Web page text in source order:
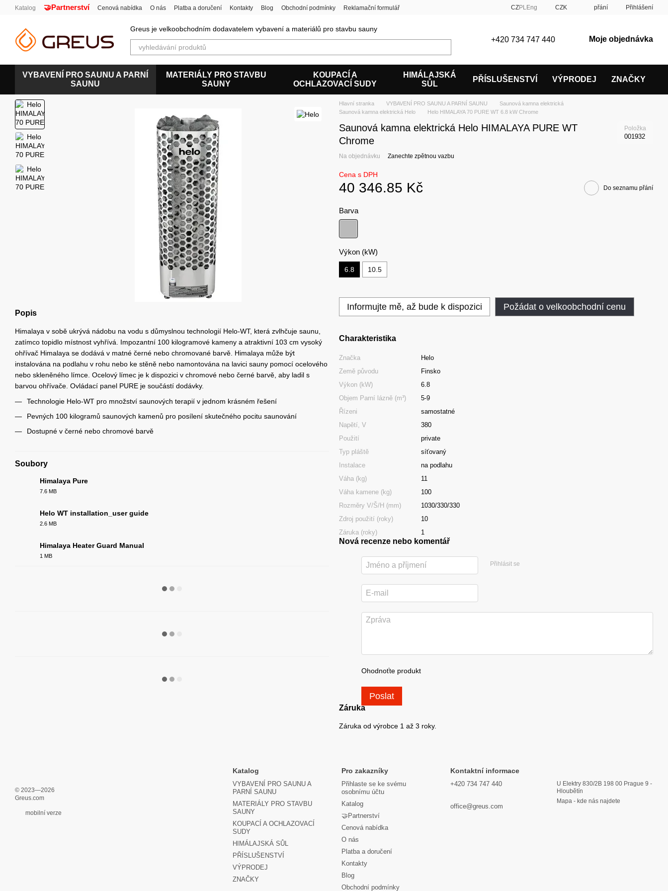
Перейти к основному контенту
Katalog 🤝Partnerství Cenová nabídka O nás Platba a doručení Kontakty Blog Obchodní podmínky
Reklamační formulář
CZPLEng CZK přání Přihlášení
Greus je velkoobchodním dodavatelem vybavení a materiálů pro stavbu sauny
+420 734 747 440 Moje objednávka
VYBAVENÍ PRO SAUNU A PARNÍ
SAUNU
MATERIÁLY PRO STAVBU
SAUNY
KOUPACÍ A
OCHLAZOVACÍ SUDY
HIMÁLAJSKÁ
SŮL
PŘÍSLUŠENSTVÍ VÝPRODEJ ZNAČKY
Popis
Himalaya v sobě ukrývá nádobu na vodu s důmyslnou technologií Helo-WT, která zvlhčuje saunu,
zatímco topidlo místnost vyhřívá. Impozantní 100 kilogramové kameny a atraktivní 103 cm vysoký
ohřívač Himalaya se dodává v matné černé nebo chromované barvě. Himalaya může být
instalována na podlahu v rohu nebo ke stěně nebo namontována na lavici sauny pomocí ocelového
nebo skleněného límce. Ocelový límec je k dispozici v chromové nebo černé barvě, aby ladil s
barvou ohřívače. Ovládací panel PURE je součástí dodávky.
Technologie Helo-WT pro množství saunových terapií v jednom krásném řešení
Pevných 100 kilogramů saunových kamenů pro posílení skutečného pocitu saunování
Dostupné v černé nebo chromové barvě
Soubory
Himalaya Pure
7.6 MB
Helo WT installation_user guide
2.6 MB
Himalaya Heater Guard Manual
1 MB
Hlavní stranka VYBAVENÍ PRO SAUNU A PARNÍ SAUNU
Saunová kamna elektrická
Saunová kamna elektrická Helo
Helo HIMALAYA 70 PURE WT 6.8 kW Chrome
Saunová kamna elektrická Helo HIMALAYA PURE WT
Chrome
Položka
001932
Na objednávku Zanechte zpětnou vazbu
Cena s DPH
40 346.85 Kč Do seznamu přání
Barva
Výkon (kW)
6.8 10.5
Informujte mě, až bude k dispozici Požádat o velkoobchodní cenu
Charakteristika
Značka
Helo
Země původu
Finsko
Výkon (kW)
6.8
Objem Parní lázně (m³)
5-9
Řízeni
samostatné
Napětí, V
380
Použití
private
Typ pláště
síťovaný
Instalace
na podlahu
Váha (kg)
11
Váha kamene (kg)
100
Rozměry V/Š/H (mm)
1030/330/330
Zdroj použití (roky)
10
Záruka (roky)
1
Nová recenze nebo komentář
Přihlásit se
Ohodnoťte produkt
Poslat
Záruka
Záruka od výrobce 1 až 3 roky.
© 2023—2026
Greus.com
mobilní verze
Katalog
VYBAVENÍ PRO SAUNU A
PARNÍ SAUNU
MATERIÁLY PRO STAVBU
SAUNY
KOUPACÍ A OCHLAZOVACÍ
SUDY
HIMÁLAJSKÁ SŮL
PŘÍSLUŠENSTVÍ
VÝPRODEJ
ZNAČKY
Pro zakazníky
Přihlaste se ke svému
osobnímu účtu
Katalog
🤝Partnerství
Cenová nabídka
O nás
Platba a doručení
Kontakty
Blog
Obchodní podmínky
Kontaktní informace
+420 734 747 440
office@greus.com
U Elektry 830/2B 198 00 Prague 9 -
Hloubětín
Mapa - kde nás najdete